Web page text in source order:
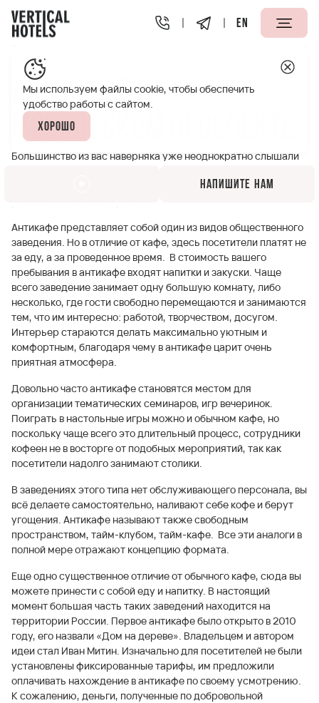
EN
Апарт-отели Vertical
Антикафе на
Московском проспекте
Большинство из вас наверняка уже неоднократно слышали
от привычного для нас формата кафе? Мы решили
Антикафе представляет собой один из видов общественного
заведения. Но в отличие от кафе, здесь посетители платят не
за еду, а за проведенное время. В стоимость вашего
пребывания в антикафе входят напитки и закуски. Чаще
всего заведение занимает одну большую комнату, либо
несколько, где гости свободно перемещаются и занимаются
тем, что им интересно: работой, творчеством, досугом.
Интерьер стараются делать максимально уютным и
комфортным, благодаря чему в антикафе царит очень
приятная атмосфера.
Довольно часто антикафе становятся местом для
организации тематических семинаров, игр вечеринок.
Поиграть в настольные игры можно и обычном кафе, но
поскольку чаще всего это длительный процесс, сотрудники
кофеен не в восторге от подобных мероприятий, так как
посетители надолго занимают столики.
В заведениях этого типа нет обслуживающего персонала, вы
всё делаете самостоятельно, наливают себе кофе и берут
угощения. Антикафе называют также свободным
пространством, тайм-клубом, тайм-кафе. Все эти аналоги в
полной мере отражают концепцию формата.
Еще одно существенное отличие от обычного кафе, сюда вы
можете принести с собой еду и напитку. В настоящий
момент большая часть таких заведений находится на
территории России. Первое антикафе было открыто в 2010
году, его назвали «Дом на дереве». Владельцем и автором
идеи стал Иван Митин. Изначально для посетителей не были
установлены фиксированные тарифы, им предложили
оплачивать нахождение в антикафе по своему усмотрению.
К сожалению, деньги, полученные по добровольной
Мы используем файлы cookie, чтобы обеспечить
удобство работы с сайтом.
Хорошо
Напишите нам